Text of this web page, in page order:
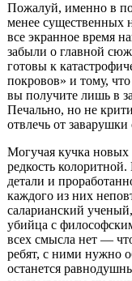
Пожалуй, именно в
менее существенных
все экранное время
забыли о главной
готовы к
покровов» и тому,
вы получите лишь в
Печально, но не
отвлечь от
Могучая кучка
редкость
детали и
каждого из них
саларианский
убийца с
всех смысла нет —
ребят, с ними нужно
останется